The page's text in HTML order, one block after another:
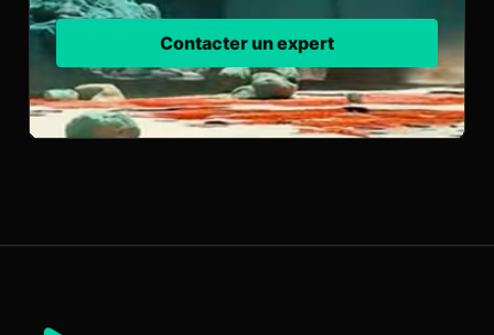
Contacter un expert